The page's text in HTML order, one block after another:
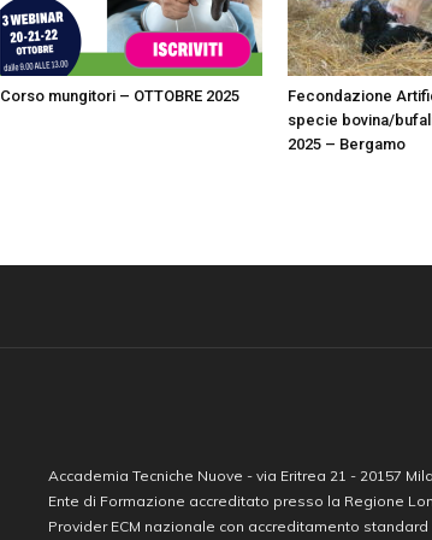
Corso mungitori – OTTOBRE 2025
Fecondazione
specie bovina/
2025 – Bergamo
Accademia Tecniche Nuove - via Eritrea 21 - 20157
Ente di Formazione accreditato presso la Regione
Provider ECM nazionale con accreditamento standard